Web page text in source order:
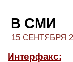
В СМИ
15 СЕНТЯБРЯ
Интерфакс: